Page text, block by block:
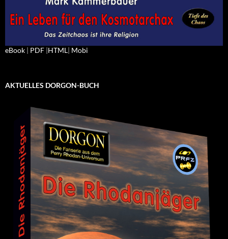
eBook | PDF |HTML| Mobi
AKTUELLES DORGON-BUCH